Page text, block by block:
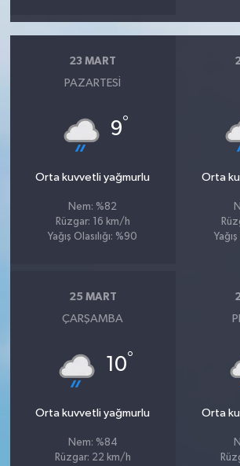
23 MART
PAZARTESI
9°
Orta kuvvetli yağmurlu
Nem: %82
Rüzgar: 16 km/h
Yağış Olasılığı: %90
Orta
25 MART
ÇARŞAMBA
10°
Orta kuvvetli yağmurlu
Nem: %84
Rüzgar: 22 km/h
Orta